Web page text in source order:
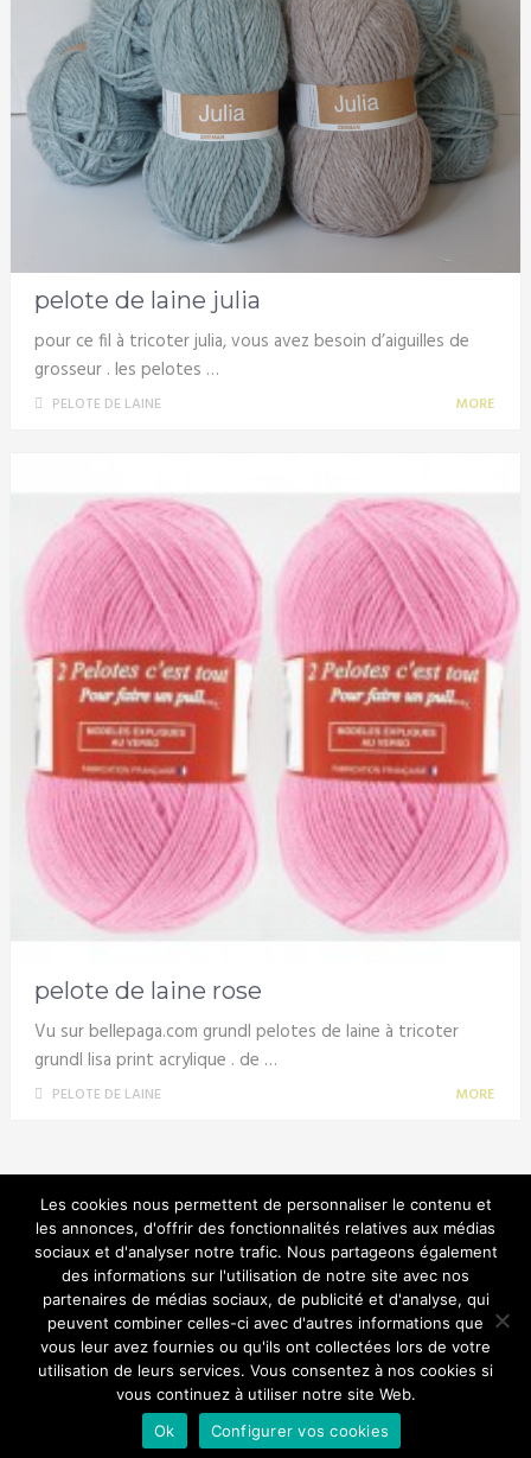
pelote de laine julia
pour ce fil à tricoter julia, vous avez besoin d’aiguilles de
grosseur . les pelotes …
PELOTE DE LAINE MORE
pelote de laine rose
Vu sur bellepaga.com grundl pelotes de laine à tricoter
grundl lisa print acrylique . de …
PELOTE DE LAINE MORE
Laine et pelote
© Copyright 2026.
Comment bien choisir sa laine
Les cookies nous permettent de personnaliser le contenu et
les annonces, d'offrir des fonctionnalités relatives aux médias
sociaux et d'analyser notre trafic. Nous partageons également
des informations sur l'utilisation de notre site avec nos
partenaires de médias sociaux, de publicité et d'analyse, qui
peuvent combiner celles-ci avec d'autres informations que
vous leur avez fournies ou qu'ils ont collectées lors de votre
utilisation de leurs services. Vous consentez à nos cookies si
vous continuez à utiliser notre site Web.
Ok
Configurer vos cookies